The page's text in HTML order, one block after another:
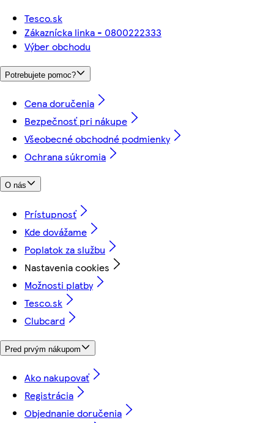
Tesco.sk
Zákaznícka linka - 0800222333
Výber obchodu
Potrebujete pomoc?
Cena doručenia
Bezpečnosť pri nákupe
Všeobecné obchodné podmienky
Ochrana súkromia
O nás
Prístupnosť
Kde dovážame
Poplatok za službu
Nastavenia cookies
Možnosti platby
Tesco.sk
Clubcard
Pred prvým nákupom
Ako nakupovať
Registrácia
Objednanie doručenia